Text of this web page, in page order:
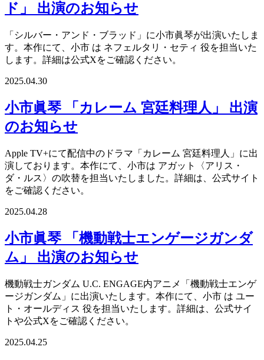
ド」 出演のお知らせ
「シルバー・アンド・ブラッド」に小市眞琴が出演いたしま
す。本作にて、小市 は ネフェルタリ・セティ 役を担当いた
します。詳細は公式Xをご確認ください。
2025.04.30
小市眞琴 「カレーム 宮廷料理人」 出演
のお知らせ
Apple TV+にて配信中のドラマ「カレーム 宮廷料理人」に出
演しております。本作にて、小市は アガット〈アリス・
ダ・ルス〉の吹替を担当いたしました。詳細は、公式サイト
をご確認ください。
2025.04.28
小市眞琴 「機動戦士エンゲージガンダ
ム」 出演のお知らせ
機動戦士ガンダム U.C. ENGAGE内アニメ「機動戦士エンゲ
ージガンダム」に出演いたします。本作にて、小市 は ユー
ト・オールディス 役を担当いたします。詳細は、公式サイ
トや公式Xをご確認ください。
2025.04.25